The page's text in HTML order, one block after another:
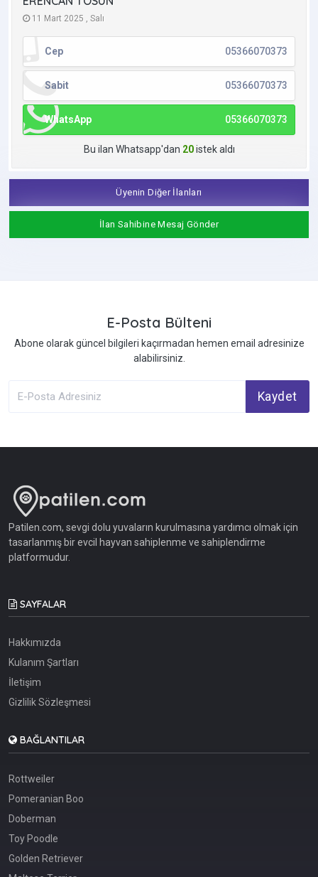
11 Mart 2025 , Salı
Cep 05366070373
Sabit 05366070373
WhatsApp 05366070373
Bu ilan Whatsapp'dan 20istek aldı
Üyenin Diğer İlanları
İlan Sahibine Mesaj Gönder
E-Posta Bülteni
Abone olarak güncel bilgileri kaçırmadan hemen email adresinize
alabilirsiniz.
Kaydet
Patilen.com, sevgi dolu yuvaların kurulmasına yardımcı olmak için
tasarlanmış bir evcil hayvan sahiplenme ve sahiplendirme
platformudur.
SAYFALAR
Hakkımızda
Kulanım Şartları
İletişim
Gizlilik Sözleşmesi
BAĞLANTILAR
Rottweiler
Pomeranian Boo
Doberman
Toy Poodle
Golden Retriever